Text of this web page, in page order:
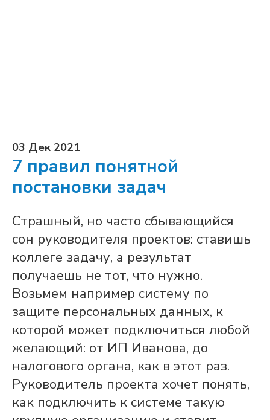
03 Дек 2021
7 правил понятной
постановки задач
Страшный, но часто сбывающийся
сон руководителя проектов: ставишь
коллеге задачу, а результат
получаешь не тот, что нужно.
Возьмем например систему по
защите персональных данных, к
которой может подключиться любой
желающий: от ИП Иванова, до
налогового органа, как в этот раз.
Руководитель проекта хочет понять,
как подключить к системе такую